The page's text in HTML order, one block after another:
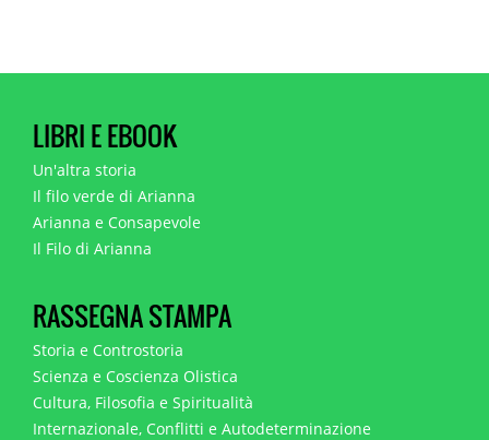
LIBRI E EBOOK
Un'altra storia
Il filo verde di Arianna
Arianna e Consapevole
Il Filo di Arianna
RASSEGNA STAMPA
Storia e Controstoria
Scienza e Coscienza Olistica
Cultura, Filosofia e Spiritualità
Internazionale, Conflitti e Autodeterminazione